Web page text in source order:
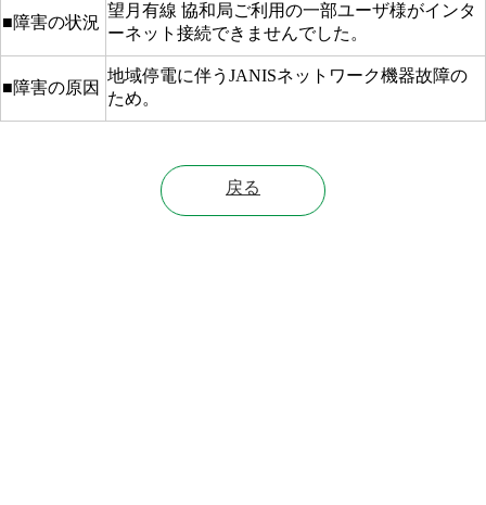
■障害の状況
望月有線 協和局ご利用の一部ユーザ様がインタ
ーネット接続できませんでした。
■障害の原因
地域停電に伴うJANISネットワーク機器故障の
ため。
戻る